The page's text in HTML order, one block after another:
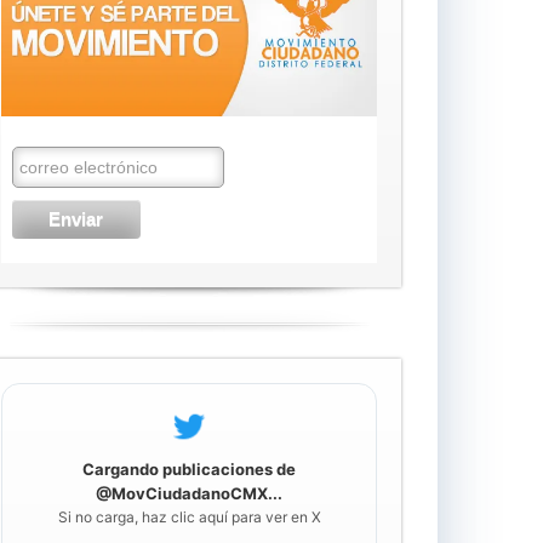
Cargando publicaciones de
@MovCiudadanoCMX...
Si no carga, haz clic aquí para ver en X